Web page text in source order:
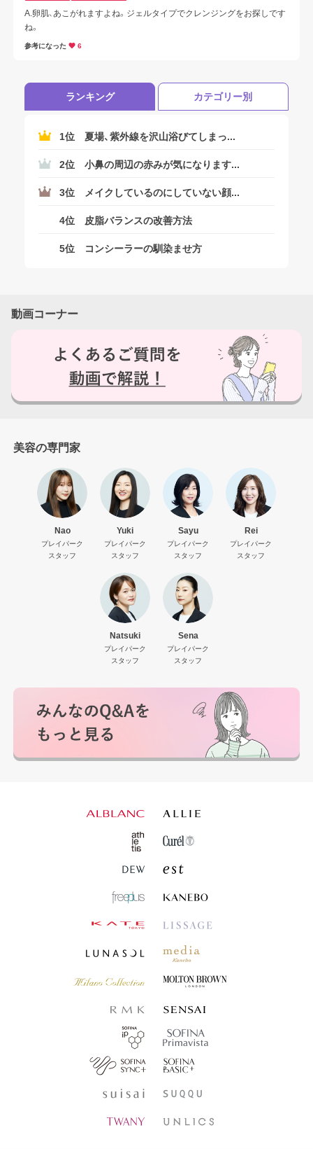
A.卵肌、あこがれますよね。ジェルタイプでクレンジングをお探しです
ね。
参考になった 6
ランキング カテゴリー別
1位 夏場、紫外線を沢山浴びてしまっ...
2位 小鼻の周辺の赤みが気になります...
3位 メイクしているのにしていない顔...
4位 皮脂バランスの改善方法
5位 コンシーラーの馴染ませ方
動画コーナー
美容の専門家
Nao
プレイパーク
スタッフ
Yuki
プレイパーク
スタッフ
Sayu
プレイパーク
スタッフ
Rei
プレイパーク
スタッフ
Natsuki
プレイパーク
スタッフ
Sena
プレイパーク
スタッフ